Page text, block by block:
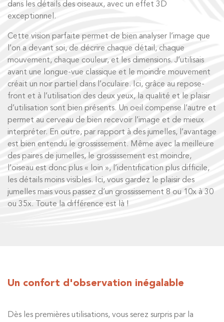
dans les détails des oiseaux, avec un effet 3D
exceptionnel.
Cette vision parfaite permet de bien analyser l’image que
l’on a devant soi, de décrire chaque détail, chaque
mouvement, chaque couleur, et les dimensions. J’utilisais
avant une longue-vue classique et le moindre mouvement
créait un noir partiel dans l’oculaire. Ici, grâce au repose-
front et à l’utilisation des deux yeux, la qualité et le plaisir
d’utilisation sont bien présents. Un oeil compense l’autre et
permet au cerveau de bien recevoir l’image et de mieux
interpréter. En outre, par rapport à des jumelles, l’avantage
est bien entendu le grossissement. Même avec la meilleure
des paires de jumelles, le grossissement est moindre,
l’oiseau est donc plus « loin », l’identification plus difficile,
les détails moins visibles. Ici, vous gardez le plaisir des
jumelles mais vous passez d’un grossissement 8 ou 10x à 30
ou 35x. Toute la différence est là !
Un confort d'observation inégalable
Dès les premières utilisations, vous serez surpris par la